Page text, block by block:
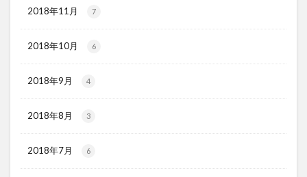
2018年11月 7
2018年10月 6
2018年9月 4
2018年8月 3
2018年7月 6